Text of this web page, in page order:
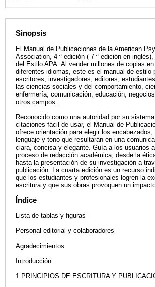
Sinopsis
El Manual de Publicaciones de la American
Association, 4 ª edición ( 7 ª edición en
del Estilo APA. Al vender millones de copias
diferentes idiomas, este es el manual de estilo
escritores, investigadores, editores,
las ciencias sociales y del comportamiento,
enfermería, comunicación, educación,
otros campos.
Reconocido como una autoridad por su
citaciones fácil de usar, el Manual de
ofrece orientación para elegir los
lenguaje y tono que resultarán en una
clara, concisa y elegante. Guía a los usuarios
proceso de redacción académica, desde la
hasta la presentación de su investigación a
publicación. La cuarta edición es un recurso
que los estudiantes y profesionales logren la
escritura y que sus obras provoquen un
Índice
Lista de tablas y figuras
Personal editorial y colaboradores
Agradecimientos
Introducción
1 PRINCIPIOS DE ESCRITURA Y